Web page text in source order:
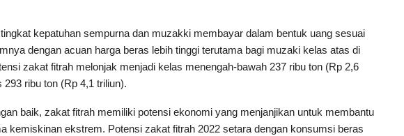
kepatuhan sempurna dan muzakki membayar dalam bentuk uang sesuai
dengan acuan harga beras lebih tinggi terutama bagi muzaki kelas atas di
zakat fitrah melonjak menjadi kelas menengah-bawah 237 ribu ton (Rp 2,6
ribu ton (Rp 4,1 triliun).
baik, zakat fitrah memiliki potensi ekonomi yang menjanjikan untuk membantu
kemiskinan ekstrem. Potensi zakat fitrah 2022 setara dengan konsumsi beras